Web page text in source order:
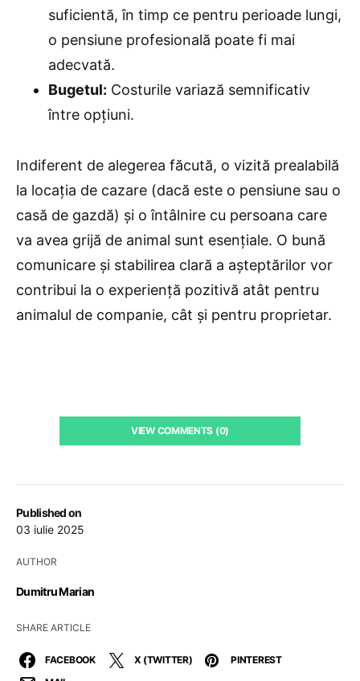
Published on
03 iulie 2025
AUTHOR
Dumitru Marian
SHARE ARTICLE
FACEBOOK X (TWITTER)
PINTEREST
suficientă, în timp ce pentru perioade lungi,
o pensiune profesională poate fi mai
adecvată.
Bugetul: Costurile variază semnificativ
între opțiuni.
Indiferent de alegerea făcută, o vizită prealabilă
la locația de cazare (dacă este o pensiune sau o
casă de gazdă) și o întâlnire cu persoana care
va avea grijă de animal sunt esențiale. O bună
comunicare și stabilirea clară a așteptărilor vor
contribui la o experiență pozitivă atât pentru
animalul de companie, cât și pentru proprietar.
VIEW COMMENTS (0)